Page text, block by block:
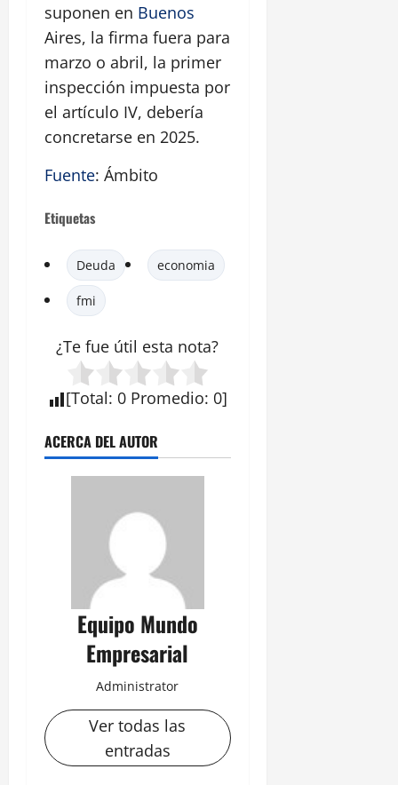
suponen en Buenos
Aires, la firma fuera para
marzo o abril, la primer
inspección impuesta por
el artículo IV, debería
concretarse en 2025.
Fuente: Ámbito
Etiquetas
Deuda economia
fmi
¿Te fue útil esta nota?
[Total: 0 Promedio: 0]
ACERCA DEL AUTOR
Equipo Mundo
Empresarial
Administrator
Ver todas las
entradas